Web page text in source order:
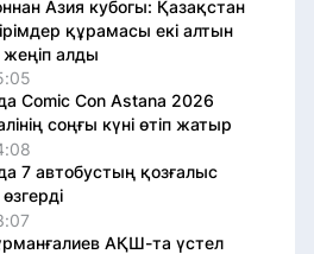
Азия кубогы: Қазақстан
құрамасы екі алтын
алды
Comic Con Astana 2026
соңғы күні өтіп жатыр
7 автобустың қозғалыс
АҚШ-та үстел